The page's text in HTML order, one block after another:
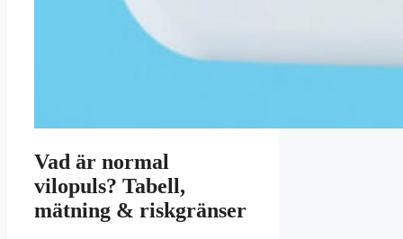
Vad är normal
vilopuls? Tabell,
mätning & riskgränser